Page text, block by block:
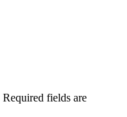
Required fields are